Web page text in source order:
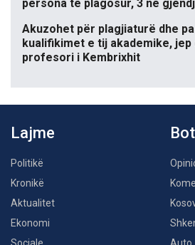
persona të plagosur, 3 në
Akuzohet për plagjiaturë dhe
kualifikimet e tij akademike,
profesori i Kembrixhit
Lajme
Politikë
Kronikë
Aktualitet
Ekonomi